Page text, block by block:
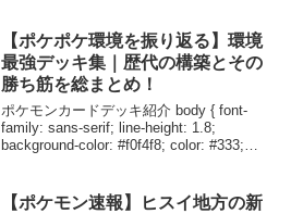
すべてのポケモンが登場出来ないの
か？・バトルでのパワーバ...
【ポケポケ環境を振り返る】環境
最強デッキ集｜歴代の構築とその
勝ち筋を総まとめ！
ポケモンカードデッキ紹介 body { font-
family: sans-serif; line-height: 1.8;
background-color: #f0f4f8; color: #333;
【ポケモン速報】ヒスイ地方の新